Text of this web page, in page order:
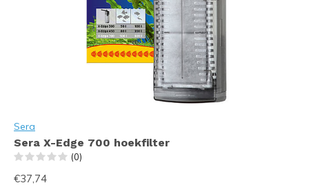
Sera
Sera X-Edge 700 hoekfilter
(0)
€37,74